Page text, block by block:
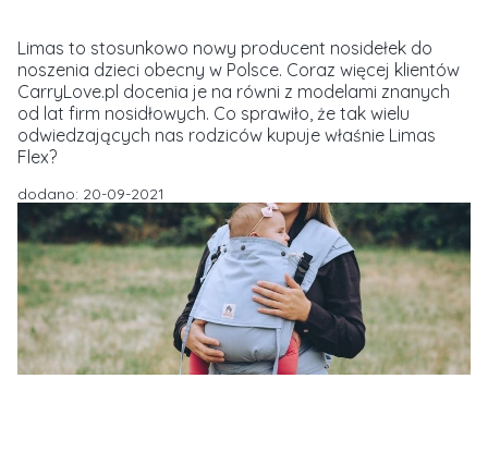
Limas to stosunkowo nowy producent nosidełek do
noszenia dzieci obecny w Polsce. Coraz więcej klientów
CarryLove.pl docenia je na równi z modelami znanych
od lat firm nosidłowych. Co sprawiło, że tak wielu
odwiedzających nas rodziców kupuje właśnie Limas
Flex?
dodano: 20-09-2021